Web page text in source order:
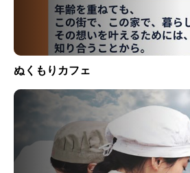
ぬくもりカフェ